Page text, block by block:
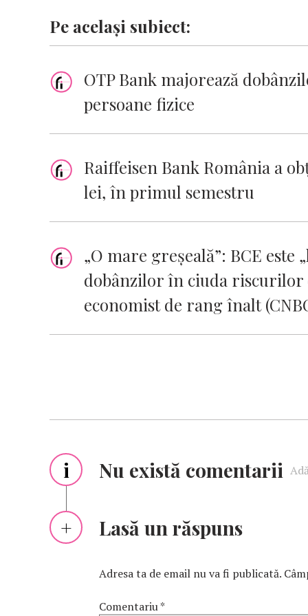
Pe același subiect:
OTP Bank majorează
persoane fizice
Raiffeisen Bank România a
lei, în primul semestru
„O mare greșeală”: BCE este
dobânzilor în ciuda riscurilor
economist de rang înalt
i Nu există comentarii
Lasă un răspuns
Adresa ta de email nu va fi publicată.
Comentariu*